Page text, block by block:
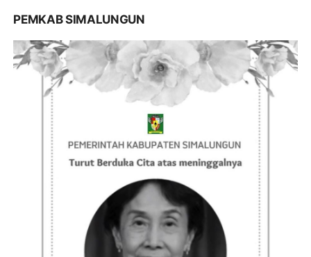
PEMKAB SIMALUNGUN